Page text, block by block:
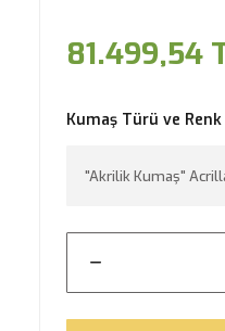
81.499,54
Kumaş Türü ve Renk